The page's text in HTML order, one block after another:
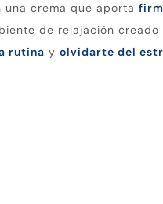
una crema que aporta
de relajación creado
rutina y olvidarte del